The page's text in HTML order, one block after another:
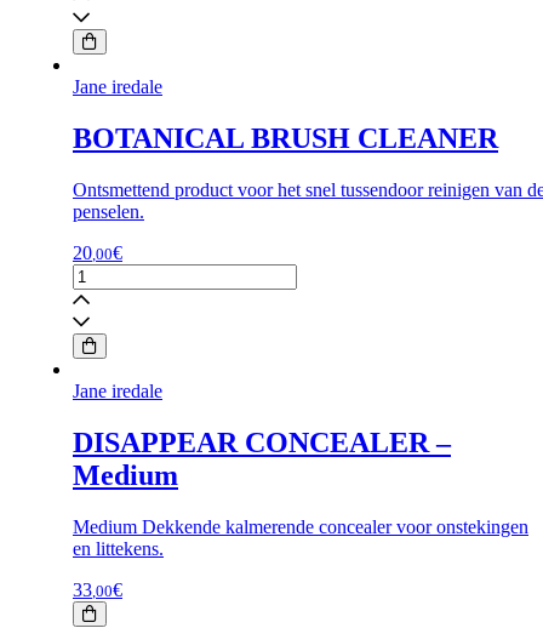
Ash
Blonde
Jane
Iredale
aantal
Jane iredale
BOTANICAL BRUSH CLEANER
Ontsmettend product voor het snel tussendoor reinigen van
penselen.
20 ,00€
BOTANICAL
BRUSH
CLEANER
aantal
Jane iredale
DISAPPEAR CONCEALER –
Medium
Medium Dekkende kalmerende concealer voor onstekingen
en littekens.
33 ,00€